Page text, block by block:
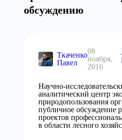
обсуждению
Ткаченко
Павел
08
ноября,
2016
Научно-
аналитический центр
природопользования
публичное обсуждение
проектов
в области лесного